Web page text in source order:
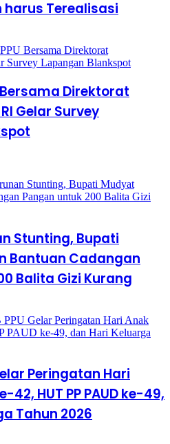
harus Terealisasi
Direktorat
Gelar Survey
Stunting, Bupati
Bantuan Cadangan
Balita Gizi Kurang
Peringatan Hari
42, HUT PP PAUD ke-49,
Tahun 2026